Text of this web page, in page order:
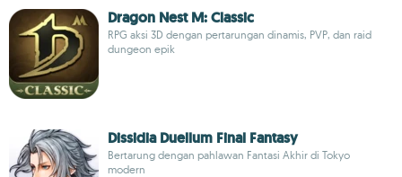
Dragon Nest M: Classic
RPG aksi 3D dengan pertarungan dinamis, PVP, dan raid
dungeon epik
Dissidia Duellum Final Fantasy
Bertarung dengan pahlawan Fantasi Akhir di Tokyo
modern